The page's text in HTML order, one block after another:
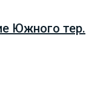
Южного тер.